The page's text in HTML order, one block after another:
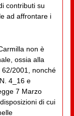
contributi su
ad affrontare i
non è
ossia alla
2001, nonché
4_16 e
7 Marzo
di cui